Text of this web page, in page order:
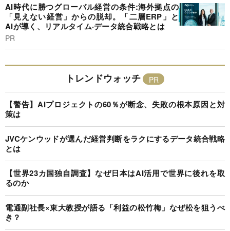
AI時代に勝つグローバル経営の条件:海外拠点の
「見えない経営」からの脱却。「二層ERP」と
AIが導く、リアルタイム·データ統合戦略とは
PR
トレンドウォッチ
【警告】AIプロジェクトの60％が断念、失敗の根本原因と対
策は
JVCケンウッドが選んだ経営判断をラクにするデータ統合戦略
とは
【世界23カ国独自調査】なぜ日本はAI活用で世界に後れを取
るのか
電通副社長×東大教授が語る「利益の松竹梅」なぜ松を狙うべ
き？